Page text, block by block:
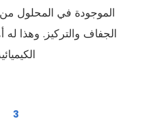
الموجودة في المحلول
الجفاف والتركيز. وهذا له
3